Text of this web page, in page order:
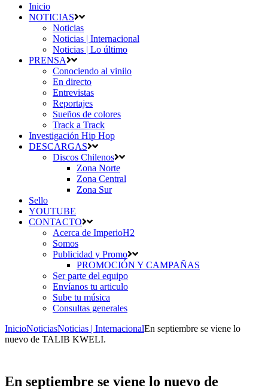
Inicio
NOTICIAS
Noticias
Noticias | Internacional
Noticias | Lo último
PRENSA
Conociendo al vinilo
En directo
Entrevistas
Reportajes
Sueños de colores
Track a Track
Investigación Hip Hop
DESCARGAS
Discos Chilenos
Zona Norte
Zona Central
Zona Sur
Sello
YOUTUBE
CONTACTO
Acerca de ImperioH2
Somos
Publicidad y Promo
PROMOCIÓN Y CAMPAÑAS
Ser parte del equipo
Envíanos tu articulo
Sube tu música
Consultas generales
InicioNoticiasNoticias | InternacionalEn septiembre se viene lo
nuevo de TALIB KWELI.
En septiembre se viene lo nuevo de